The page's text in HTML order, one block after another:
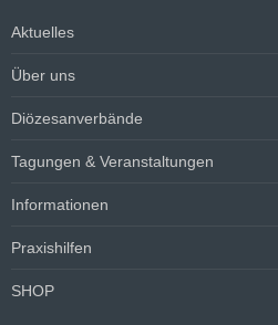
Aktuelles
Über uns
Diözesanverbände
Tagungen & Veranstaltungen
Informationen
Praxishilfen
SHOP